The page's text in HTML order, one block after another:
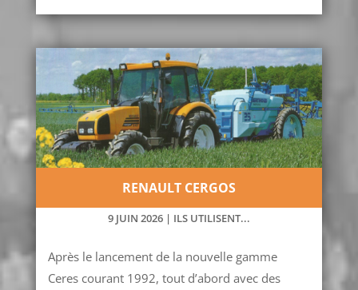
RENAULT CERGOS
9 JUIN 2026| ILS UTILISENT...
Après le lancement de la nouvelle gamme
Ceres courant 1992, tout d’abord avec des